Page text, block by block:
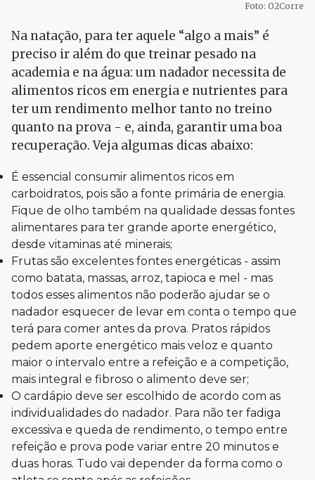
Foto: O2Corre
Na natação, para ter aquele “algo a mais” é
preciso ir além do que treinar pesado na
academia e na água: um nadador necessita de
alimentos ricos em energia e nutrientes para
ter um rendimento melhor tanto no treino
quanto na prova - e, ainda, garantir uma boa
recuperação. Veja algumas dicas abaixo:
É essencial consumir alimentos ricos em
carboidratos, pois são a fonte primária de energia.
Fique de olho também na qualidade dessas fontes
alimentares para ter grande aporte energético,
desde vitaminas até minerais;
Frutas são excelentes fontes energéticas - assim
como batata, massas, arroz, tapioca e mel - mas
todos esses alimentos não poderão ajudar se o
nadador esquecer de levar em conta o tempo que
terá para comer antes da prova. Pratos rápidos
pedem aporte energético mais veloz e quanto
maior o intervalo entre a refeição e a competição,
mais integral e fibroso o alimento deve ser;
O cardápio deve ser escolhido de acordo com as
individualidades do nadador. Para não ter fadiga
excessiva e queda de rendimento, o tempo entre
refeição e prova pode variar entre 20 minutos e
duas horas. Tudo vai depender da forma como o